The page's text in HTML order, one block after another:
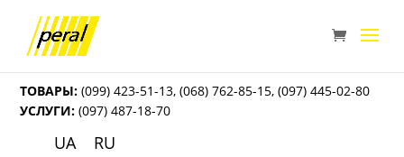
ТОВАРЫ: (099) 423-51-13,(068) 762-85-15,(097) 445-02-80
УСЛУГИ: (097) 487-18-70
UA RU